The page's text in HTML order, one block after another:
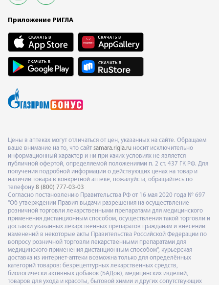
Приложение РИГЛА
Цены в аптеках могут отличаться от цен, указанных на сайте. Обращаем
ваше внимание на то, что сайт samara.rigla.ru носит исключительно
информационный характер и ни при каких условиях не является
публичной офертой, определяемой положениями п. 2 ст. 437 ГК РФ. Для
получения подробной информации о действующих ценах на товар и
наличии товара в конкретной аптеке, пожалуйста, обращайтесь по
телефону 8 (800) 777-03-03
Согласно постановлению Правительства РФ от 16 мая 2020 года № 697
"Об утверждении Правил выдачи разрешения на осуществление
розничной торговли лекарственными препаратами для медицинского
применения дистанционным способом, осуществления такой торговли и
доставки указанных лекарственных препаратов гражданам и внесении
изменений в некоторые акты Правительства Российской Федерации по
вопросу розничной торговли лекарственными препаратами для
медицинского применения дистанционным способом", курьерская
доставка из интернет-аптеки возможна только для определённых
категорий товаров: безрецептурных лекарственных средств,
биологически активных добавок (БАДов), медицинских изделий,
товаров для ухода и красоты, бытовой химии и других сопутствующих